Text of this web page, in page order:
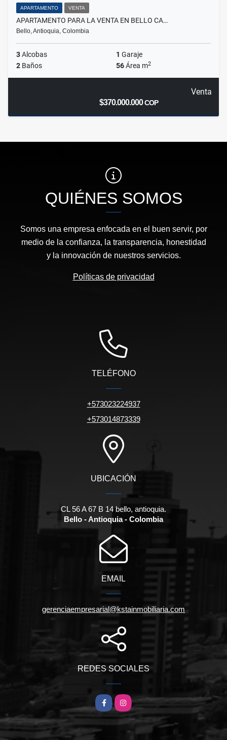
APARTAMENTO VENTA
APARTAMENTO PARA LA VENTA EN BELLO CA…
Bello, Antioquia, Colombia
3Alcobas 1 Garaje
2 Baños 56Área m2
Venta
$370.000.000COP
QUIÉNES SOMOS
Somos una empresa enfocada en el buen servir, por
medio de la confianza, la transparencia, honestidad
y la innovación de nuestros servicios.
Políticas de privacidad
TELÉFONO
+573023224937
+573014873339
UBICACIÓN
CL 56 A 67 B 14 bello, antioquia.
Bello - Antioquia - Colombia
EMAIL
gerenciaempresarial@kstainmobiliaria.com
REDES SOCIALES
FacebookInstagram